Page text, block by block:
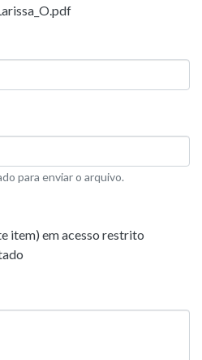
para enviar o arquivo.
item) em acesso restrito